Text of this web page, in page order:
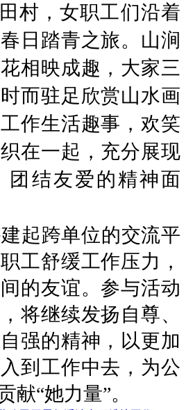
村，女职工们沿着
日踏青之旅。山涧
相映成趣，大家三
而驻足欣赏山水画
作生活趣事，欢笑
在一起，充分展现
团结友爱的精神面
起跨单位的交流平
工舒缓工作压力，
的友谊。参与活动
将继续发扬自尊、
强的精神，以更加
到工作中去，为公
献“她力量”。